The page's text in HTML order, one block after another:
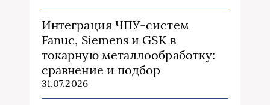
Интеграция ЧПУ-систем
Fanuc, Siemens и GSK в
токарную металлообработку:
сравнение и подбор
31.07.2026